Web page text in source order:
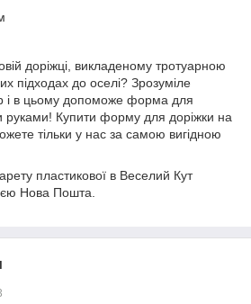
доріжці, викладеному тротуарною
підходах до оселі? Зрозуміле
і в цьому допоможе форма для
руками! Купити форму для доріжки на
тільки у нас за самою вигідною
пластикової в Веселий Кут
Нова Пошта.